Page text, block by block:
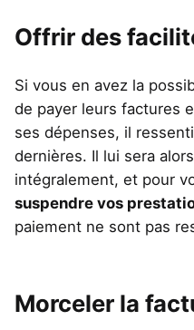
Offrir des
Si vous en avez la
de payer leurs factures
ses dépenses, il
dernières. Il lui sera
intégralement, et pour
suspendre vos
paiement ne sont pas
Morceler la